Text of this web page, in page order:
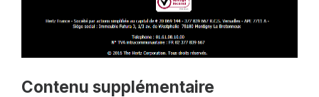
Contenu supplémentaire